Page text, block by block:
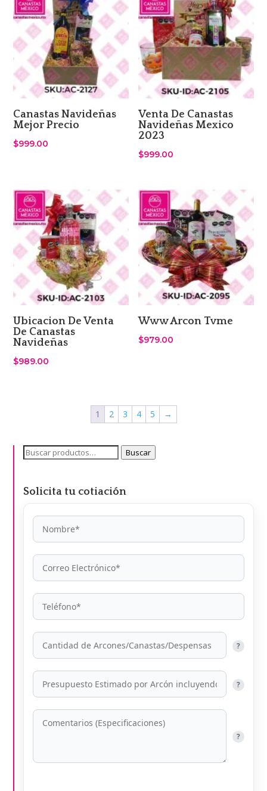
Canastas Navideñas
Mejor Precio
$999.00
Venta De Canastas
Navideñas Mexico
2023
$999.00
Ubicacion De Venta
De Canastas
Navideñas
$989.00
Www Arcon Tvme
$979.00
1 2 3 4 5 →
Buscar
Buscar
Solicita tu cotiación
?
?
?